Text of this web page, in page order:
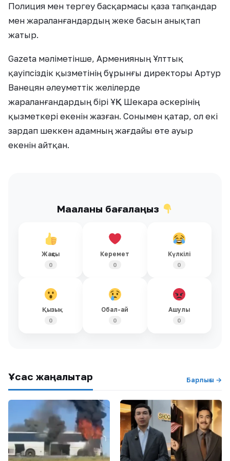
Полиция мен тергеу басқармасы қаза тапқандар
мен жараланғандардың жеке басын анықтап
жатыр.
Gazeta мәліметінше, Арменияның Ұлттық
қауіпсіздік қызметінің бұрынғы директоры Артур
Ванецян әлеуметтік желілерде
жараланғандардың бірі ҰҚК Шекара әскерінің
қызметкері екенін жазған. Сонымен қатар, ол екі
зардап шеккен адамның жағдайы өте ауыр
екенін айтқан.
Мақаланы бағалаңыз
Жақсы
0
Керемет
0
Күлкілі
0
Қызық
0
Обал-ай
0
Ашулы
0
Ұқсас жаңалықтар Барлығы →